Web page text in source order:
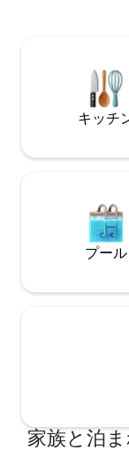
す。 スカボロー
んなで過ごすの
の浜辺で、清潔
夕日が楽しめます
キッチ
プール
家族と泊